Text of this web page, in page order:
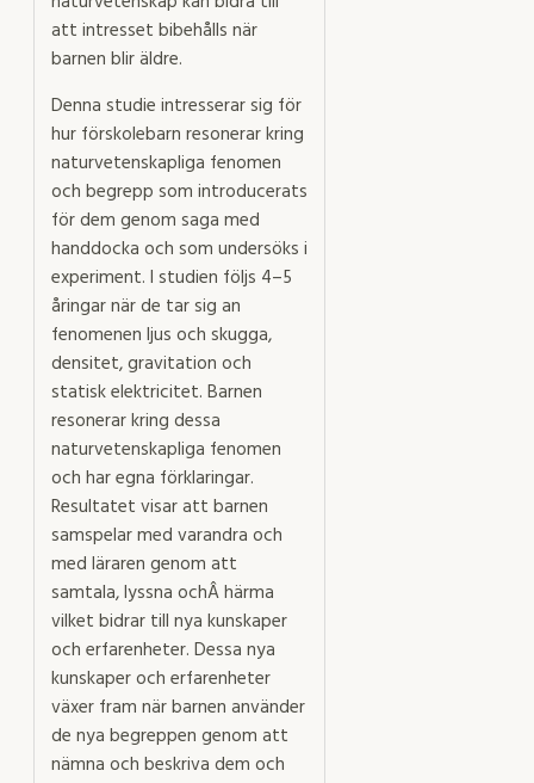
att intresset bibehålls när
barnen blir äldre.
Denna studie intresserar sig för
hur förskolebarn resonerar kring
naturvetenskapliga fenomen
och begrepp som introducerats
för dem genom saga med
handdocka och som undersöks i
experiment. I studien följs 4–5
åringar när de tar sig an
fenomenen ljus och skugga,
densitet, gravitation och
statisk elektricitet. Barnen
resonerar kring dessa
naturvetenskapliga fenomen
och har egna förklaringar.
Resultatet visar att barnen
samspelar med varandra och
med läraren genom att
samtala, lyssna ochÂ härma
vilket bidrar till nya kunskaper
och erfarenheter. Dessa nya
kunskaper och erfarenheter
växer fram när barnen använder
de nya begreppen genom att
nämna och beskriva dem och